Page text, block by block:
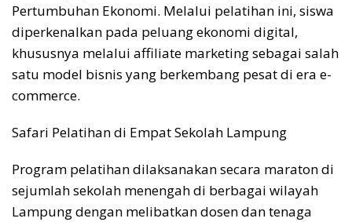
Pertumbuhan Ekonomi. Melalui pelatihan ini, siswa
diperkenalkan pada peluang ekonomi digital,
khususnya melalui affiliate marketing sebagai salah
satu model bisnis yang berkembang pesat di era e-
commerce.
Safari Pelatihan di Empat Sekolah Lampung
Program pelatihan dilaksanakan secara maraton di
sejumlah sekolah menengah di berbagai wilayah
Lampung dengan melibatkan dosen dan tenaga